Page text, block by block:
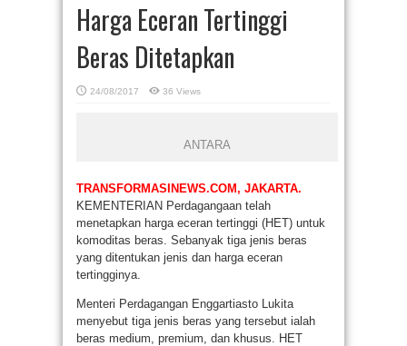
Harga Eceran Tertinggi
Beras Ditetapkan
24/08/2017 36 Views
ANTARA
TRANSFORMASINEWS.COM, JAKARTA.
KEMENTERIAN Perdagangaan telah
menetapkan harga eceran tertinggi (HET) untuk
komoditas beras. Sebanyak tiga jenis beras
yang ditentukan jenis dan harga eceran
tertingginya.
Menteri Perdagangan Enggartiasto Lukita
menyebut tiga jenis beras yang tersebut ialah
beras medium, premium, dan khusus. HET